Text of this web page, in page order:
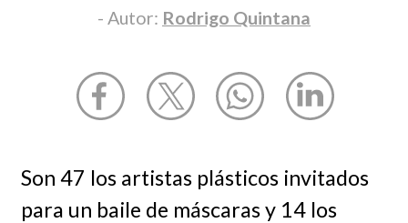
- Autor: Rodrigo Quintana
Son 47 los artistas plásticos invitados
para un baile de máscaras y 14 los